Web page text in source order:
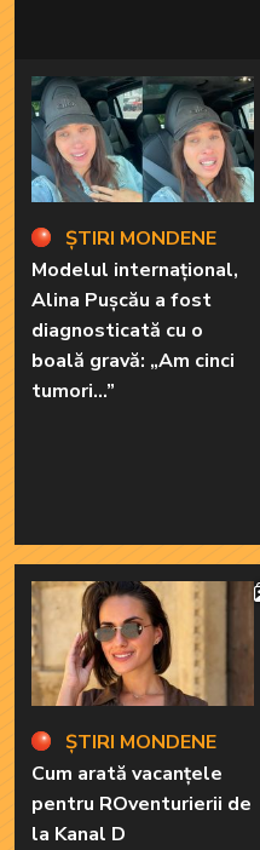
ȘTIRI MONDENE
Modelul internațional,
Alina Pușcău a fost
diagnosticată cu o
boală gravă: „Am cinci
tumori...”
ȘTIRI MONDENE
Cum arată vacanțele
pentru ROventurierii de
la Kanal D